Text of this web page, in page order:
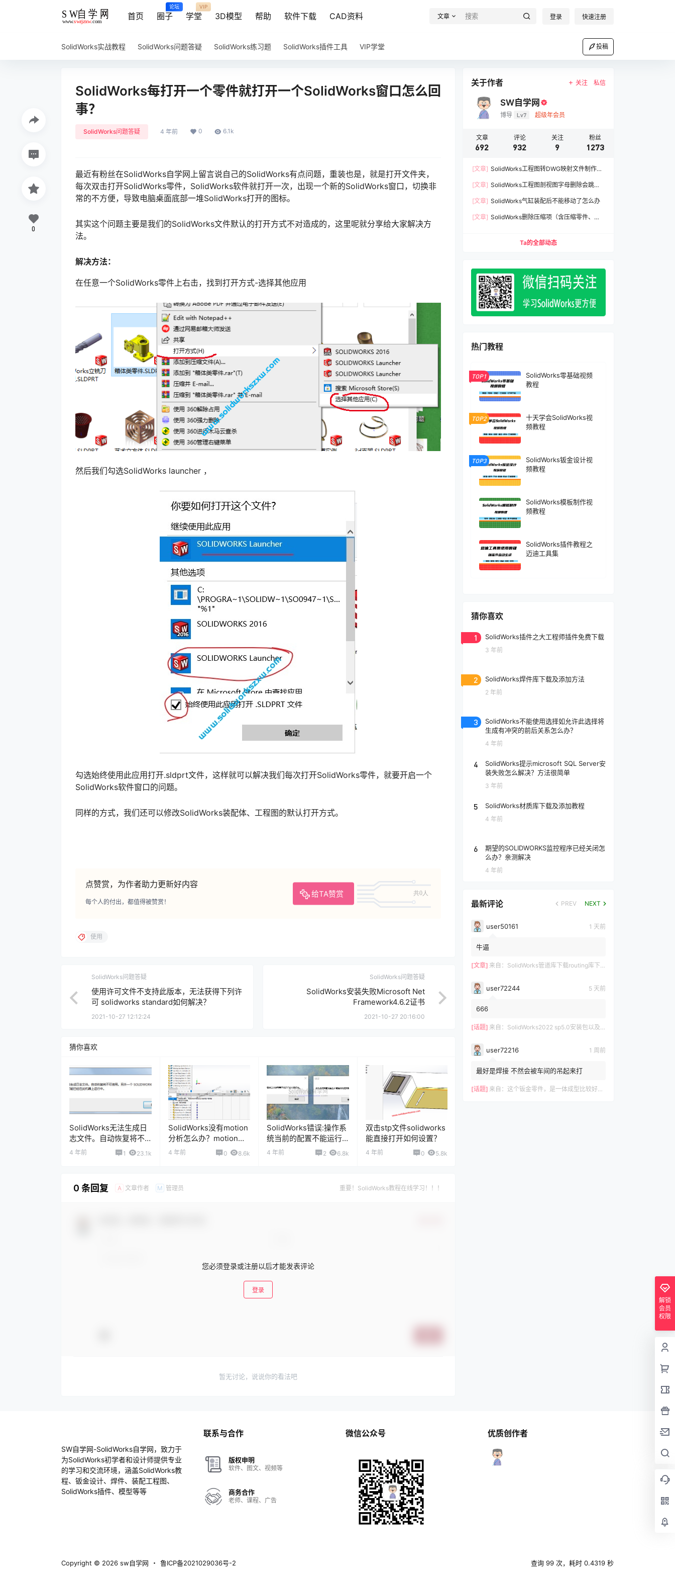
首页 圈子
论坛
学堂
VIP
3D模型 帮助 软件下载 CAD资料 文章 登录 快速注册
SolidWorks实战教程 SolidWorks问题答疑 SolidWorks练习题 SolidWorks插件工具 VIP学堂 投稿
SolidWorks每打开一个零件就打开一个SolidWorks窗口怎么回
事？
SolidWorks问题答疑 4 年前 0 6.1k
最近有粉丝在SolidWorks自学网上留言说自己的SolidWorks有点问题，重装也是，就是打开文件夹，
每次双击打开SolidWorks零件，SolidWorks软件就打开一次，出现一个新的SolidWorks窗口，切换非
常的不方便，导致电脑桌面底部一堆SolidWorks打开的图标。
其实这个问题主要是我们的SolidWorks文件默认的打开方式不对造成的，这里呢就分享给大家解决方
法。
解决方法：
在任意一个SolidWorks零件上右击，找到打开方式-选择其他应用
然后我们勾选SolidWorks launcher ，
勾选始终使用此应用打开.sldprt文件，这样就可以解决我们每次打开SolidWorks零件，就要开启一个
SolidWorks软件窗口的问题。
同样的方式，我们还可以修改SolidWorks装配体、工程图的默认打开方式。
点赞赏，为作者助力更新好内容
给TA赞赏 共0人
每个人的付出，都值得被赞赏！
0
使用
SolidWorks问题答疑
使用许可文件不支持此版本，无法获得下列许
可 solidworks standard如何解决？
2021-10-27 12:12:24
SolidWorks问题答疑
SolidWorks安装失败Microsoft Net
Framework4.6.2证书
2021-10-27 20:16:00
猜你喜欢
SolidWorks无法生成日
志文件。自动恢复将不
可使用,另外一个
4 年前 1 23.1k
SolidWorks没有motion
分析怎么办？motion分
析在哪？
4 年前 0 8.6k
SolidWorks错误:操作系
统当前的配置不能运行
此应用程序
4 年前 2 6.8k
双击stp文件solidworks
能直接打开如何设置？
4 年前 0 5.8k
0 条回复 A 文章作者 M 管理员 重要！SolidWorks教程在线学习！！！
您必须登录或注册以后才能发表评论
登录
暂无讨论，说说你的看法吧
关于作者 关注 私信
SW自学网
博导 Lv7 超级年会员
文章
692
评论
932
关注
9
粉丝
1273
[文章] SolidWorks工程图转DWG映射文件制作方
[文章] SolidWorks工程图剖视图字母删除会跳过A
[文章] SolidWorks气缸装配后不能移动了怎么办
[文章] SolidWorks删除压缩项（含压缩零件、压
Ta的全部动态
热门教程
TOP1
SolidWorks零基础视频
教程
TOP2
十天学会SolidWorks视
频教程
TOP3
SolidWorks钣金设计视
频教程
SolidWorks模板制作视
频教程
SolidWorks插件教程之
迈迪工具集
猜你喜欢
1 SolidWorks插件之大工程师插件免费下载
3 年前
2 SolidWorks焊件库下载及添加方法
2 年前
3
SolidWorks不能使用选择如允许此选择将
生成有冲突的前后关系怎么办？
4 年前
4
SolidWorks提示microsoft SQL Server安
装失败怎么解决？方法很简单
3 年前
5 SolidWorks材质库下载及添加教程
4 年前
6
期望的SOLIDWORKS监控程序已经关闭怎
么办？亲测解决
4 年前
最新评论 PREV NEXT
user50161 1 天前
牛逼
[文章] 来自： SolidWorks管道库下载routing库下载
user72244 5 天前
666
[话题] 来自： SolidWorks2022 sp5.0安装包以及操作视频-仅支持Win10-Win11
user72216 1 周前
最好是焊接 不然会被车间的吊起来打
[话题] 来自： 这个钣金零件，是一体成型比较好？还是拆分成3件焊接好？
解锁
会员
权限
SW自学网-SolidWorks自学网，致力于
为SolidWorks初学者和设计师提供专业
的学习和交流环境，涵盖SolidWorks教
程、钣金设计、焊件、装配工程图、
SolidWorks插件、模型等等
联系与合作
版权申明
软件、图文、视频等
商务合作
老师、课程、广告
微信公众号 优质创作者
Copyright © 2026 sw自学网 ・ 鲁ICP备2021029036号-2 查询 99 次，耗时 0.4319 秒